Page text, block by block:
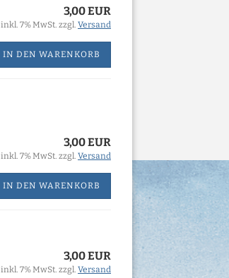
3,00 EUR
inkl. 7% MwSt. zzgl. Versand
IN DEN WARENKORB
3,00 EUR
inkl. 7% MwSt. zzgl. Versand
IN DEN WARENKORB
3,00 EUR
inkl. 7% MwSt. zzgl. Versand